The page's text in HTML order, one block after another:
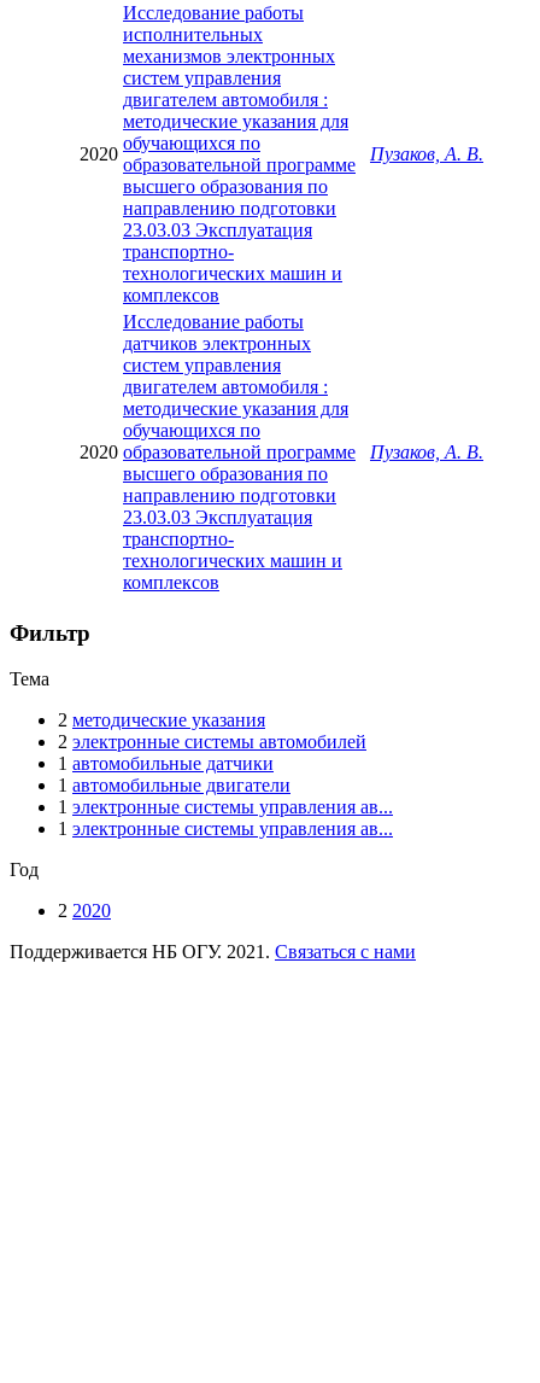
2020
Исследование работы
исполнительных
механизмов электронных
систем управления
двигателем автомобиля :
методические указания для
обучающихся по
образовательной программе
высшего образования по
направлению подготовки
23.03.03 Эксплуатация
транспортно-
технологических машин и
комплексов
Пузаков, А. В.
2020
Исследование работы
датчиков электронных
систем управления
двигателем автомобиля :
методические указания для
обучающихся по
образовательной программе
высшего образования по
направлению подготовки
23.03.03 Эксплуатация
транспортно-
технологических машин и
комплексов
Пузаков, А. В.
Фильтр
Тема
2 методические указания
2 электронные системы автомобилей
1 автомобильные датчики
1 автомобильные двигатели
1 электронные системы управления ав...
1 электронные системы управления ав...
Год
2 2020
Поддерживается НБ ОГУ. 2021. Связаться с нами